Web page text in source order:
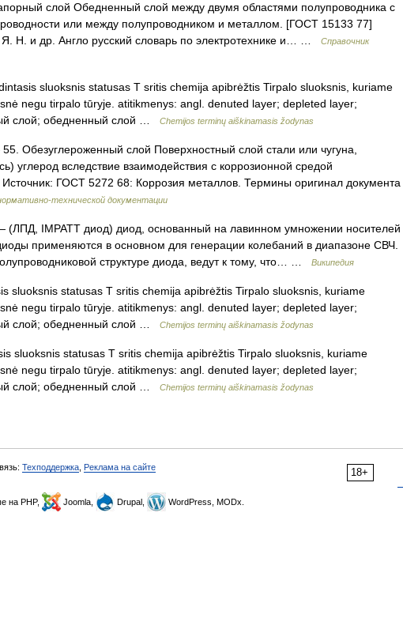
слой Обедненный слой между двумя областями полупроводника с
или между полупроводником и металлом. [ГОСТ 15133 77]
Н. и др. Англо русский словарь по электротехнике и… …
Справочник
sluoksnis statusas T sritis chemija apibrėžtis Tirpalo sluoksnis, kuriame
negu tirpalo tūryje. atitikmenys: angl. denuted layer; depleted layer;
слой; обедненный слой …
Chemijos terminų aiškinamasis žodynas
Обезуглероженный слой Поверхностный слой стали или чугуна,
углерод вследствие взаимодействия с коррозионной средой
Источник: ГОСТ 5272 68: Коррозия металлов. Термины оригинал документа
технической документации
(ЛПД, IMPATT диод) диод, основанный на лавинном умножении носителей
применяются в основном для генерации колебаний в диапазоне СВЧ.
структуре диода, ведут к тому, что… …
Википедия
sluoksnis statusas T sritis chemija apibrėžtis Tirpalo sluoksnis, kuriame
negu tirpalo tūryje. atitikmenys: angl. denuted layer; depleted layer;
слой; обедненный слой …
Chemijos terminų aiškinamasis žodynas
sluoksnis statusas T sritis chemija apibrėžtis Tirpalo sluoksnis, kuriame
negu tirpalo tūryje. atitikmenys: angl. denuted layer; depleted layer;
слой; обедненный слой …
Chemijos terminų aiškinamasis žodynas
18+
Техподдержка Реклама на сайте
на PHP, Joomla, Drupal, WordPress, MODx.